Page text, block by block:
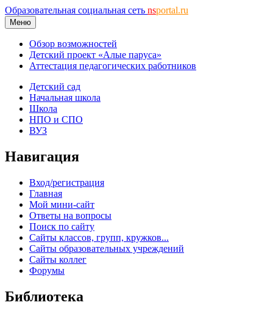
Образовательная социальная сеть nsportal.ru
Меню
Обзор возможностей
Детский проект «Алые паруса»
Аттестация педагогических работников
Детский сад
Начальная школа
Школа
НПО и СПО
ВУЗ
Навигация
Вход/регистрация
Главная
Мой мини-сайт
Ответы на вопросы
Поиск по сайту
Сайты классов, групп, кружков...
Сайты образовательных учреждений
Сайты коллег
Форумы
Библиотека